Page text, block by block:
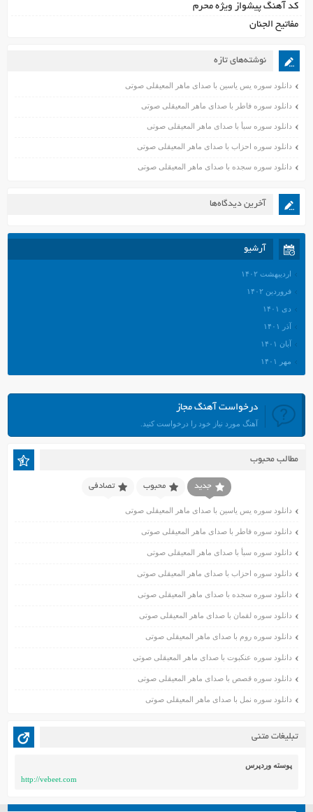
کد آهنگ پیشواز ویژه محرم
مفاتیح الجنان
نوشته‌های تازه
دانلود سوره یس یاسین با صدای ماهر المعیقلی صوتی
دانلود سوره فاطر با صدای ماهر المعیقلی صوتی
دانلود سوره سبأ با صدای ماهر المعیقلی صوتی
دانلود سوره احزاب با صدای ماهر المعیقلی صوتی
دانلود سوره سجده با صدای ماهر المعیقلی صوتی
آخرین دیدگاه‌ها
آرشیو
اردیبهشت ۱۴۰۲
فروردین ۱۴۰۲
دی ۱۴۰۱
آذر ۱۴۰۱
آبان ۱۴۰۱
مهر ۱۴۰۱
مرداد ۱۴۰۱
تیر ۱۴۰۱
فروردین ۱۴۰۱
آذر ۱۴۰۰
آبان ۱۴۰۰
اسفند ۱۳۹۹
آبان ۱۳۹۹
مهر ۱۳۹۹
مرداد ۱۳۹۹
فروردین ۱۳۹۸
درخواست آهنگ مجاز
آهنگ مورد نیاز خود را درخواست کنید.
مطالب محبوب
جدید محبوب تصادفی
دانلود سوره یس یاسین با صدای ماهر المعیقلی صوتی
دانلود سوره فاطر با صدای ماهر المعیقلی صوتی
دانلود سوره سبأ با صدای ماهر المعیقلی صوتی
دانلود سوره احزاب با صدای ماهر المعیقلی صوتی
دانلود سوره سجده با صدای ماهر المعیقلی صوتی
دانلود سوره لقمان با صدای ماهر المعیقلی صوتی
دانلود سوره روم با صدای ماهر المعیقلی صوتی
دانلود سوره عنکبوت با صدای ماهر المعیقلی صوتی
دانلود سوره قصص با صدای ماهر المعیقلی صوتی
دانلود سوره نمل با صدای ماهر المعیقلی صوتی
تبلیغات متنی
پوسته وردپرس
http://vebeet.com